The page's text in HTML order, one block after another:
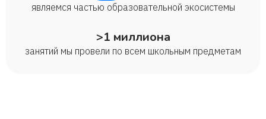
являемся частью образовательной экосистемы
>1 миллиона
занятий мы провели по всем школьным предметам